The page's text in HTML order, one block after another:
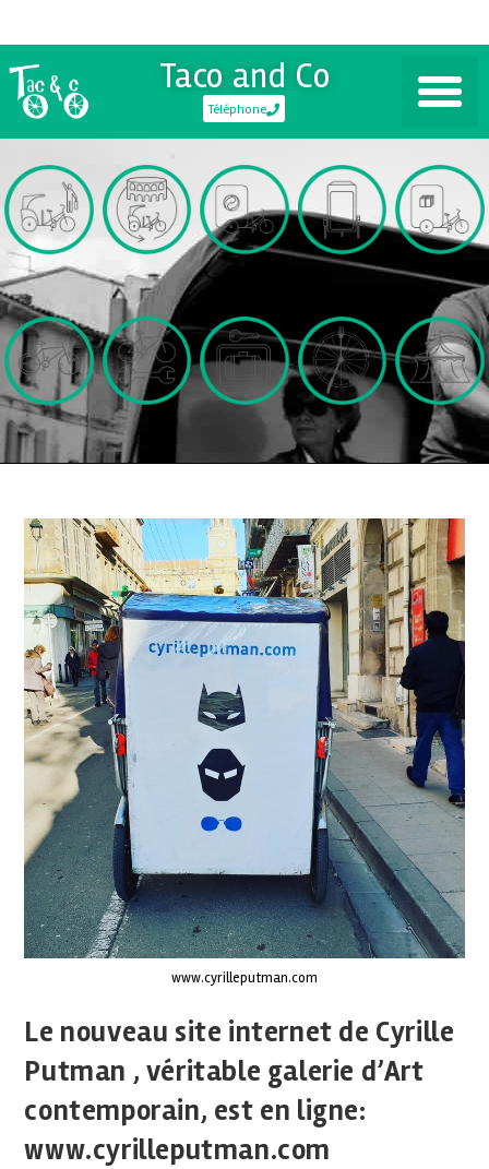
Taco and Co
Téléphone
www.cyrilleputman.com
Le nouveau site internet de Cyrille
Putman , véritable galerie d’Art
contemporain, est en ligne:
www.cyrilleputman.com